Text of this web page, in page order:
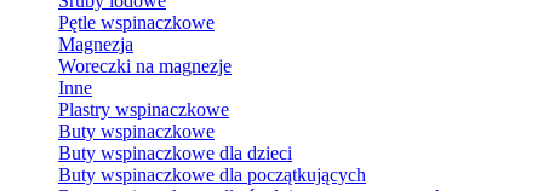
Pętle wspinaczkowe
Magnezja
Woreczki na magnezje
Inne
Plastry wspinaczkowe
Buty wspinaczkowe
Buty wspinaczkowe dla dzieci
Buty wspinaczkowe dla początkujących